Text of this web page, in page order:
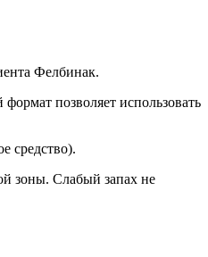
Фелбинак.
позволяет использовать
средство).
зоны. Слабый запах не